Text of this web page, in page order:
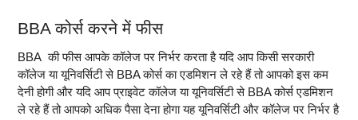
BBA कोर्स करने में फीस
BBA की फीस आपके कॉलेज पर निर्भर करता है यदि आप किसी सरकारी
कॉलेज या यूनिवर्सिटी से BBA कोर्स का एडमिशन ले रहे हैं तो आपको इस कम
देनी होगी और यदि आप प्राइवेट कॉलेज या यूनिवर्सिटी से BBA कोर्स एडमिशन
ले रहे हैं तो आपको अधिक पैसा देना होगा यह यूनिवर्सिटी और कॉलेज पर निर्भर है